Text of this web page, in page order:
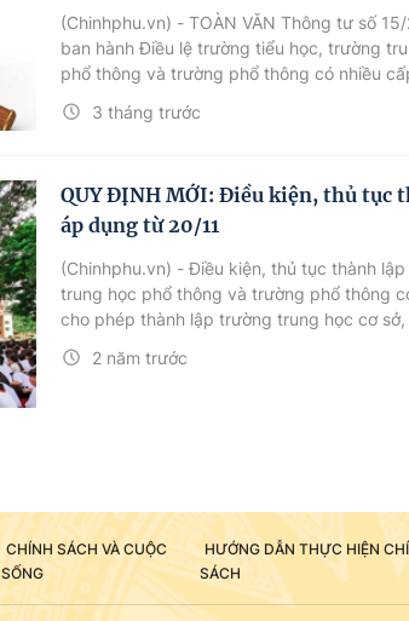
3 tháng trước
(Chinhphu.vn) - TOÀN VĂN Thông tư số
ban hành Điều lệ trường tiểu học, trường
phổ thông và trường phổ thông có nhiều
BGDĐT có hiệu lực từ ngày 10/5/2026.
QUY ĐỊNH MỚI: Điều kiện, thủ tục
áp dụng từ 20/11
2 năm trước
(Chinhphu.vn) - Điều kiện, thủ tục thành
trung học phổ thông và trường phổ thông
cho phép thành lập trường trung học cơ
trường phổ thông có nhiều cấp học tư thục
125/2024/NĐ-CP ngày 5/10/2024 của
CHÍNH SÁCH VÀ CUỘC
SỐNG
HƯỚNG DẪN THỰC HIỆN
SÁCH